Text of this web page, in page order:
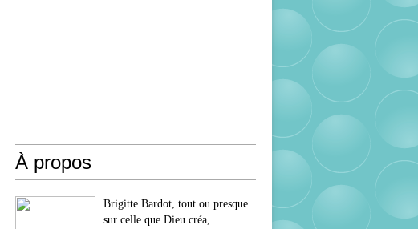
À propos
Brigitte Bardot, tout ou presque
sur celle que Dieu créa,